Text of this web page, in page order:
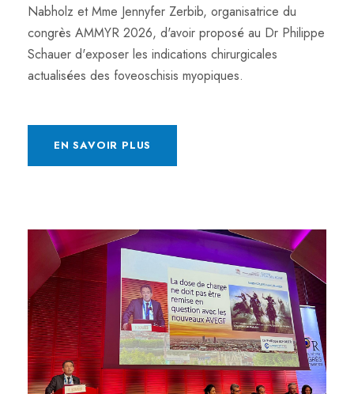
Nabholz et Mme Jennyfer Zerbib, organisatrice du
congrès AMMYR 2026, d'avoir proposé au Dr Philippe
Schauer d'exposer les indications chirurgicales
actualisées des foveoschisis myopiques.
EN SAVOIR PLUS